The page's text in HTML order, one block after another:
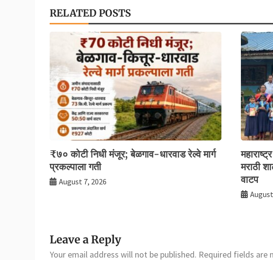
RELATED POSTS
₹७० कोटी निधी मंजूर; बेळगाव-धारवाड रेल्वे मार्ग
प्रकल्पाला गती
August 7, 2026
मराठी
वाटप
Leave a Reply
Your email address will not be published. Required fields are